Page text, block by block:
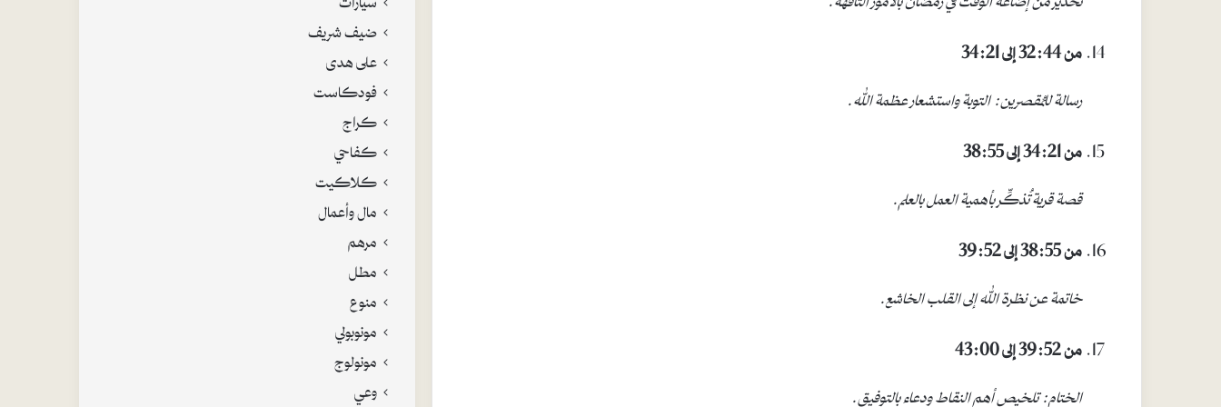
من 32:44 إلى 34:21
رسالة للمُقصرين: التوبة واستشعار عظمة الله.
من 34:21 إلى 38:55
قصة قرية تُذكِّر بأهمية العمل بالعلم.
من 38:55 إلى 39:52
خاتمة عن نظرة الله إلى القلب الخاشع.
من 39:52 إلى 43:00
الختام: تلخيص أهم النقاط ودعاء بالتوفيق.
ضيف شريف
على هدى
فودكاست
كراج
كفاحي
كلاكيت
مال وأعمال
مرهم
مطل
منوع
مونوبولي
مونولوج
وعي